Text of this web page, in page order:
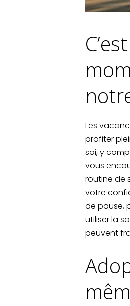
Les
profiter
soi, y
vous
routine de
votre
de pause,
utiliser la
peuvent